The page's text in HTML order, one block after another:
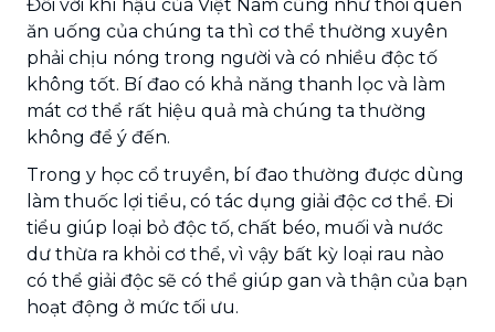
Đối với khí hậu của Việt Nam cũng như thói quen
ăn uống của chúng ta thì cơ thể thường xuyên
phải chịu nóng trong người và có nhiều độc tố
không tốt. Bí đao có khả năng thanh lọc và làm
mát cơ thể rất hiệu quả mà chúng ta thường
không để ý đến.
Trong y học cổ truyền, bí đao thường được dùng
làm thuốc lợi tiểu, có tác dụng giải độc cơ thể. Đi
tiểu giúp loại bỏ độc tố, chất béo, muối và nước
dư thừa ra khỏi cơ thể, vì vậy bất kỳ loại rau nào
có thể giải độc sẽ có thể giúp gan và thận của bạn
hoạt động ở mức tối ưu.